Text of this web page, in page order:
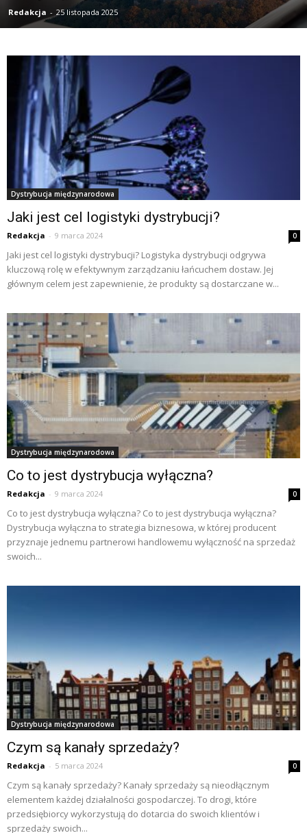
Redakcja - 25 listopada 2025
Dystrybucja międzynarodowa
Jaki jest cel logistyki dystrybucji?
Redakcja - 9 marca 2024 0
Jaki jest cel logistyki dystrybucji? Logistyka dystrybucji odgrywa
kluczową rolę w efektywnym zarządzaniu łańcuchem dostaw. Jej
głównym celem jest zapewnienie, że produkty są dostarczane w...
Dystrybucja międzynarodowa
Co to jest dystrybucja wyłączna?
Redakcja - 9 marca 2024 0
Co to jest dystrybucja wyłączna? Co to jest dystrybucja wyłączna?
Dystrybucja wyłączna to strategia biznesowa, w której producent
przyznaje jednemu partnerowi handlowemu wyłączność na sprzedaż
swoich...
Dystrybucja międzynarodowa
Czym są kanały sprzedaży?
Redakcja - 5 marca 2024 0
Czym są kanały sprzedaży? Kanały sprzedaży są nieodłącznym
elementem każdej działalności gospodarczej. To drogi, które
przedsiębiorcy wykorzystują do dotarcia do swoich klientów i
sprzedaży swoich...